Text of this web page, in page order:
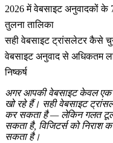
2026 में वेबसाइट अनुवादकों के
तुलना तालिका
सही वेबसाइट ट्रांसलेटर कैसे
वेबसाइट अनुवाद से अधिकतम
निष्कर्ष
अगर आपकी वेबसाइट केवल एक
खो रहे हैं। सही वेबसाइट
कर सकता है — लेकिन गलत
सकता है, विजिटर्स को
सकता है।